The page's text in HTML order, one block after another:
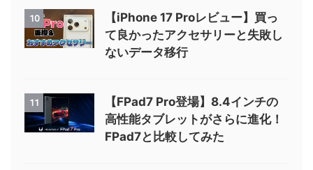
10
【iPhone 17 Proレビュー】買っ
て良かったアクセサリーと失敗し
ないデータ移行
11
【FPad7 Pro登場】8.4インチの
高性能タブレットがさらに進化！
FPad7と比較してみた